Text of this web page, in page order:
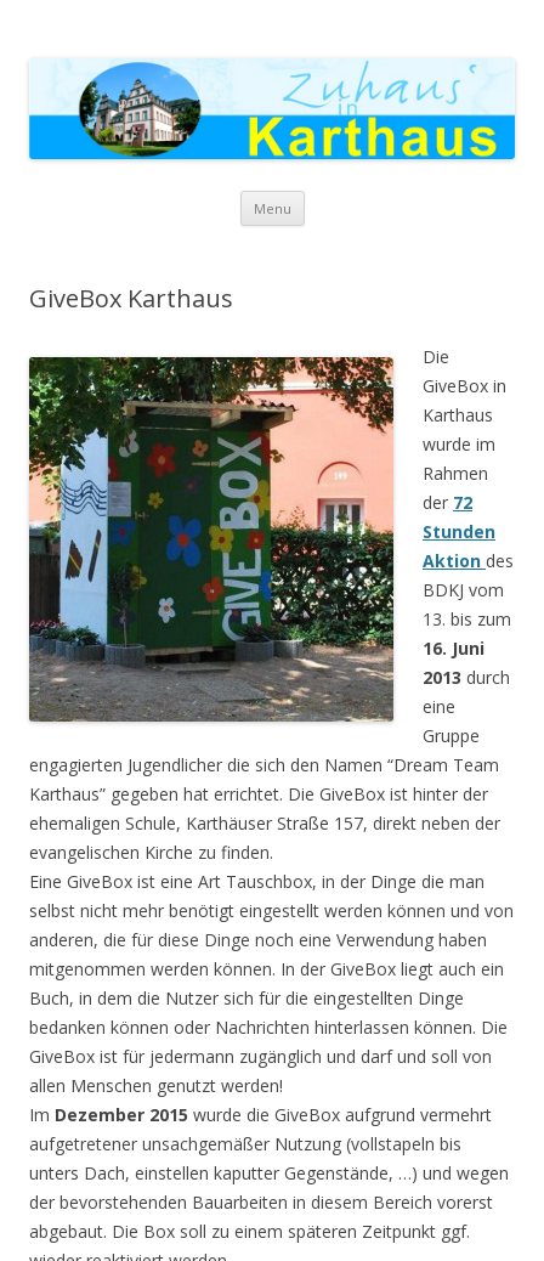
Menu Skip to content
GiveBox Karthaus
Die
GiveBox in
Karthaus
wurde im
Rahmen
der 72
Stunden
Aktion des
BDKJ vom
13. bis zum
16. Juni
2013 durch
eine
Gruppe
engagierten Jugendlicher die sich den Namen “Dream Team
Karthaus” gegeben hat errichtet. Die GiveBox ist hinter der
ehemaligen Schule, Karthäuser Straße 157, direkt neben der
evangelischen Kirche zu finden.
Eine GiveBox ist eine Art Tauschbox, in der Dinge die man
selbst nicht mehr benötigt eingestellt werden können und von
anderen, die für diese Dinge noch eine Verwendung haben
mitgenommen werden können. In der GiveBox liegt auch ein
Buch, in dem die Nutzer sich für die eingestellten Dinge
bedanken können oder Nachrichten hinterlassen können. Die
GiveBox ist für jedermann zugänglich und darf und soll von
allen Menschen genutzt werden!
Im Dezember 2015 wurde die GiveBox aufgrund vermehrt
aufgetretener unsachgemäßer Nutzung (vollstapeln bis
unters Dach, einstellen kaputter Gegenstände, …) und wegen
der bevorstehenden Bauarbeiten in diesem Bereich vorerst
abgebaut. Die Box soll zu einem späteren Zeitpunkt ggf.